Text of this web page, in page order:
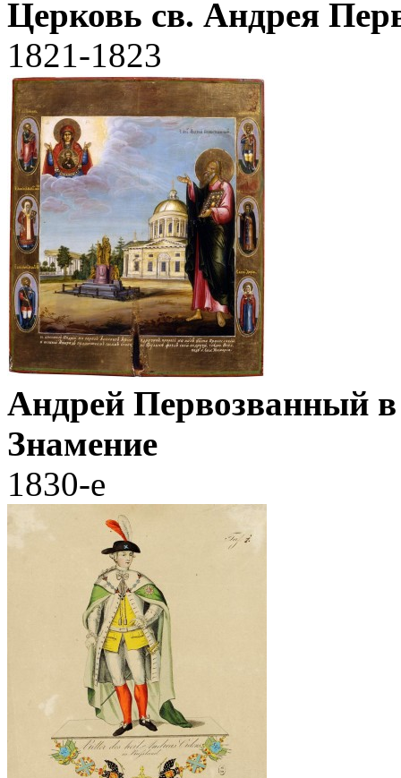
Церковь св. Андрея
1821-1823
Андрей Первозванный в
Знамение
1830-е